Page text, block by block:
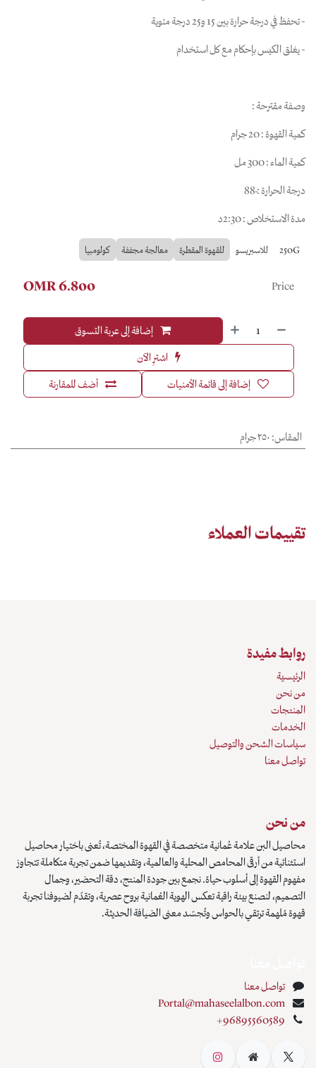
- تحفظ في درجة حرارة بين 15 و25 درجة مئوية
- يغلق الكيس بإحكام مع كل استخدام
وصفة مقترحة :
كمية القهوة : 20 جرام
كمية الماء : 300 مل
درجة الحرارة : ْ88
مدة الاستخلاص : 2:30د
250G للاسبريسو للقهوة المقطرة معالجة مجففة كولومبيا
إضافة إلى عربة التسوق
اشترِ الآن
أضف للمقارنة إضافة إلى قائمة الأمنيات
Price
6.800
المقاس: ٢٥٠ جرام
تقييمات العملاء
روابط مفيدة
الرئيسية
من نحن
المنتجات
الخدمات
سياسات الشحن والتوصيل
تواصل معنا
من نحن
محاصيل البن علامة عُمانية متخصصة في القهوة المختصة، تُعنى باختيار محاصيل
استثنائية من أرقى المحامص المحلية والعالمية، وتقديمها ضمن تجربة متكاملة تتجاوز
مفهوم القهوة إلى أسلوب حياة. نجمع بين جودة المنتج، دقة التحضير، وجمال
التصميم، لنصنع بيئة راقية تعكس الهوية العُمانية بروح عصرية، وتقدّم لضيوفنا تجربة
قهوة مُلهمة ترتقي بالحواس وتُجسّد معنى الضيافة الحديثة.
تواصل معنا
Portal@mahaseelalbon.com
+96895560589